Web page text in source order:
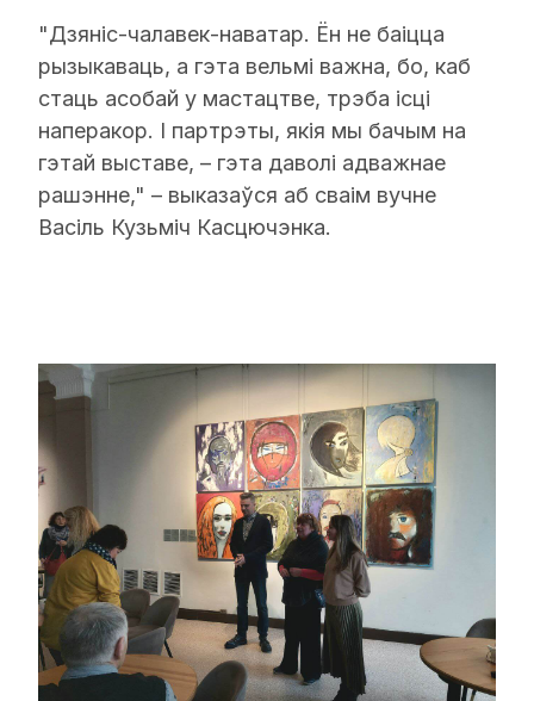
"Дзяніс-чалавек-наватар. Ён не баіцца
рызыкаваць, а гэта вельмі важна, бо, каб
стаць асобай у мастацтве, трэба ісці
наперакор. І партрэты, якія мы бачым на
гэтай выставе, – гэта даволі адважнае
рашэнне," – выказаўся аб сваім вучне
Васіль Кузьміч Касцючэнка.